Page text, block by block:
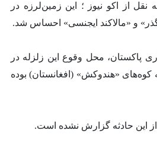
نقل از اکو نیوز ؛
این زمین‌لرزه در
و «مالاکند ایجنسی» احساس شد.
پاکستان، محل وقوع این زلزله در
رشته‌ کوه‌های «هندوکش» (افغانستان) بوده
این حادثه گزارش نشده است.